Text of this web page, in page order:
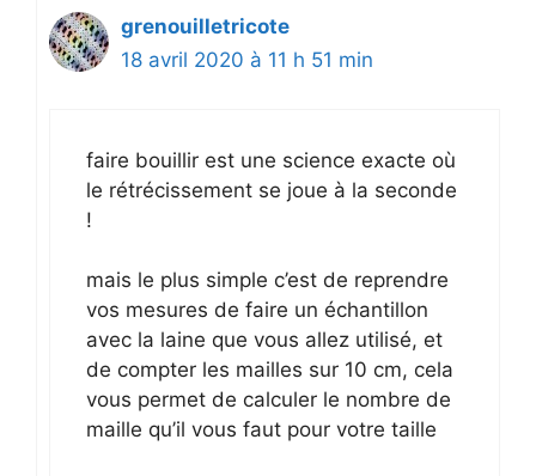
grenouilletricote
18 avril 2020 à 11 h 51 min
faire bouillir est une science exacte où
le rétrécissement se joue à la seconde
!
mais le plus simple c’est de reprendre
vos mesures de faire un échantillon
avec la laine que vous allez utilisé, et
de compter les mailles sur 10 cm, cela
vous permet de calculer le nombre de
maille qu’il vous faut pour votre taille